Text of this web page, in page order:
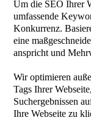
Um die SEO Ihrer
umfassende
Konkurrenz.
eine
anspricht und
Wir optimieren
Tags Ihrer
Suchergebnissen
Ihre Webseite zu